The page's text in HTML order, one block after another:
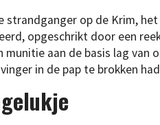
strandganger op de Krim,
opgeschrikt door een
munitie aan de basis lag van
in de pap te brokken